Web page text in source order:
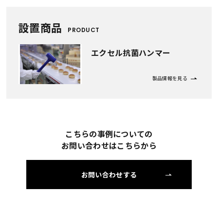
設置商品 PRODUCT
エクセル抗菌ハンマー
製品情報を見る
こちらの事例についての
お問い合わせはこちらから
お問い合わせする